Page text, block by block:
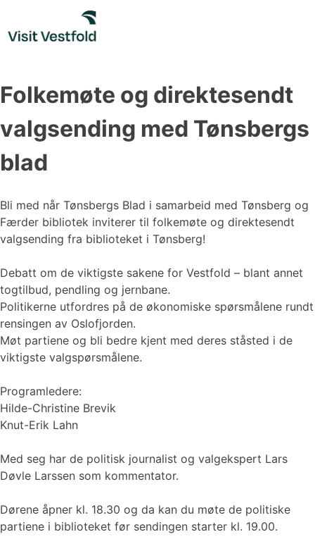
content
Folkemøte og direktesendt
valgsending med Tønsbergs
blad
Bli med når Tønsbergs Blad i samarbeid med Tønsberg og
Færder bibliotek inviterer til folkemøte og direktesendt
valgsending fra biblioteket i Tønsberg!
Debatt om de viktigste sakene for Vestfold – blant annet
togtilbud, pendling og jernbane.
Politikerne utfordres på de økonomiske spørsmålene rundt
rensingen av Oslofjorden.
Møt partiene og bli bedre kjent med deres ståsted i de
viktigste valgspørsmålene.
Programledere:
Hilde-Christine Brevik
Knut-Erik Lahn
Med seg har de politisk journalist og valgekspert Lars
Døvle Larssen som kommentator.
Dørene åpner kl. 18.30 og da kan du møte de politiske
partiene i biblioteket før sendingen starter kl. 19.00.